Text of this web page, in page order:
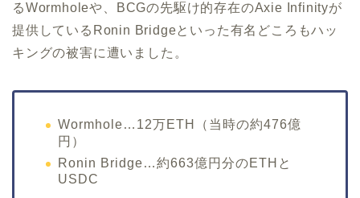
るWormholeや、BCGの先駆け的存在のAxie Infinityが
提供しているRonin Bridgeといった有名どころもハッ
キングの被害に遭いました。
Wormhole…12万ETH（当時の約476億
円）
Ronin Bridge…約663億円分のETHと
USDC